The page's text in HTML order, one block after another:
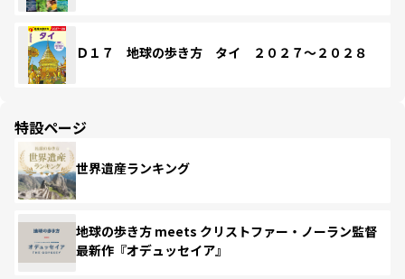
Ｄ１７ 地球の歩き方 タイ ２０２７～２０２８
特設ページ
世界遺産ランキング
地球の歩き方 meets クリストファー・ノーラン監督
最新作『オデュッセイア』